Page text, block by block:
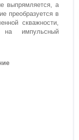
выпрямляется, а
преобразуется в
скважности,
импульсный